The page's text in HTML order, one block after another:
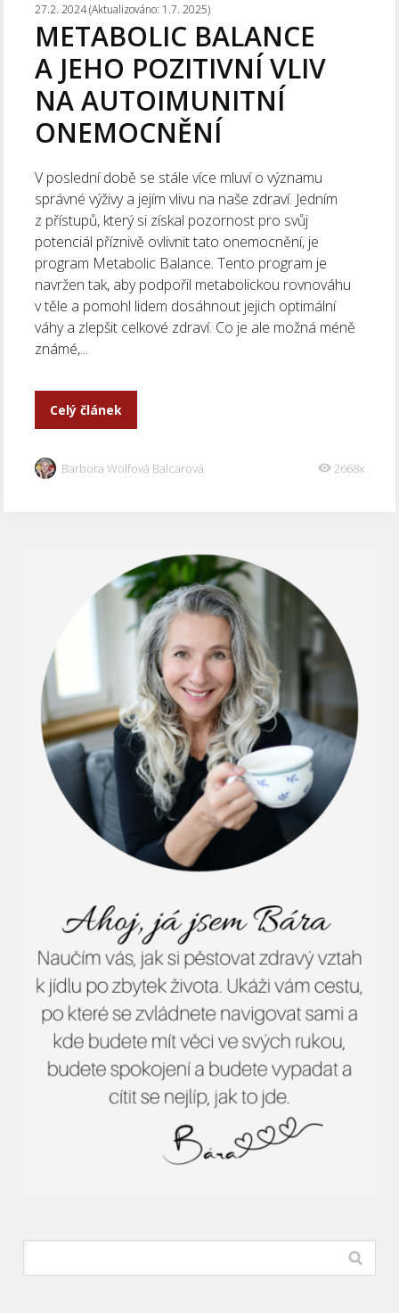
27.2. 2024 (Aktualizováno: 1.7. 2025)
METABOLIC BALANCE
A JEHO POZITIVNÍ VLIV
NA AUTOIMUNITNÍ
ONEMOCNĚNÍ
V poslední době se stále více mluví o významu
správné výživy a jejím vlivu na naše zdraví. Jedním
z přístupů, který si získal pozornost pro svůj
potenciál příznivě ovlivnit tato onemocnění, je
program Metabolic Balance. Tento program je
navržen tak, aby podpořil metabolickou rovnováhu
v těle a pomohl lidem dosáhnout jejich optimální
váhy a zlepšit celkové zdraví. Co je ale možná méně
známé,...
Celý článek
Barbora Wolfová Balcarová 2668x